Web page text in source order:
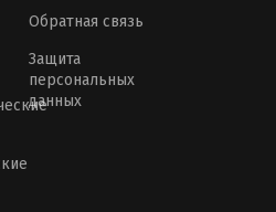
Обратная связь
Защита
персональных
данных